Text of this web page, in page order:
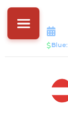
Blue: